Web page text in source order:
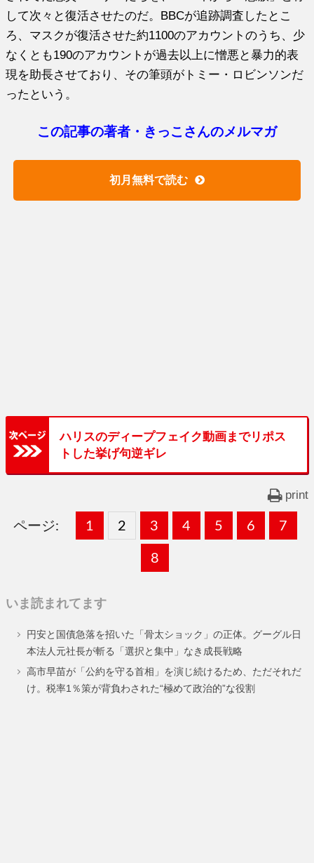
して次々と復活させたのだ。BBCが追跡調査したとこ
ろ、マスクが復活させた約1100のアカウントのうち、少
なくとも190のアカウントが過去以上に憎悪と暴力的表
現を助長させており、その筆頭がトミー・ロビンソンだ
ったという。
この記事の著者・きっこさんのメルマガ
初月無料で読む
ハリスのディープフェイク動画までリポス
トした挙げ句逆ギレ
print
ページ:
固
ー
ジ
1 ,
固
ジ
2 ,
固
定
ジ
3 ,
固
ジ
4 ,
固
ジ
5 ,
固
ジ
6 ,
固
ジ
7
固
ー
ジ
8
いま読まれてます
円安と国債急落を招いた「骨太ショック」の正体。グーグル日
本法人元社長が斬る「選択と集中」なき成長戦略
高市早苗が「公約を守る首相」を演じ続けるため、ただそれだ
け。税率1％策が背負わされた“極めて政治的”な役割